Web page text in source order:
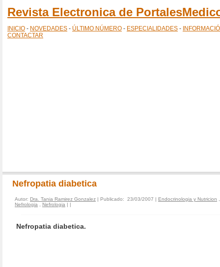
Revista Electronica de
INICIO - NOVEDADES - ÚLTIMO NÚMERO - ESPECIALIDADES -
CONTACTAR
Nefropatia diabetica
Autor: Dra. Tania Ramirez Gonzalez | Publicado: 23/03/2007 | Endocrinologia y Nutricion
Nefrologia
Nefrologia | |
Nefropatia diabetica.